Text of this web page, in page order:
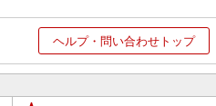
ヘルプ・問い合わせトップ